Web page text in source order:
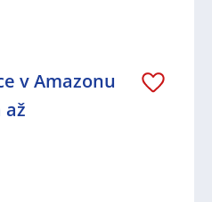
v Amazonu
až